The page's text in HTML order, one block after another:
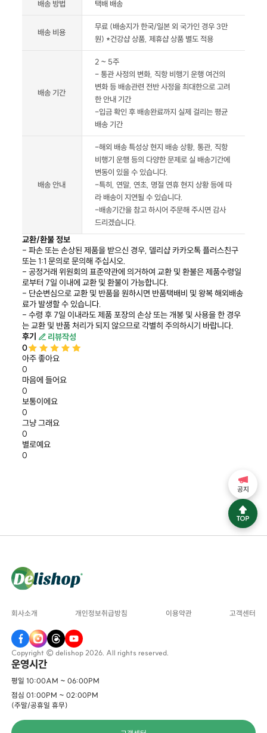
배송 방법 택배 배송
배송 비용
무료 (배송지가 한국/일본 외 국가인 경우 3만
원) *건강샵 상품, 제휴샵 상품 별도 적용
배송 기간
2 ~ 5주
- 통관 사정의 변화, 직항 비행기 운행 여건의
변화 등 배송관련 전반 사정을 최대한으로 고려
한 안내 기간
-입금 확인 후 배송완료까지 실제 걸리는 평균
배송 기간
배송 안내
-해외 배송 특성상 현지 배송 상황, 통관, 직항
비행기 운행 등의 다양한 문제로 실 배송기간에
변동이 있을 수 있습니다.
-특히, 연말, 연초, 명절 연휴 현지 상황 등에 따
라 배송이 지연될 수 있습니다.
-배송기간을 참고 하시어 주문해 주시면 감사
드리겠습니다.
교환/환불 정보
- 파손 또는 손상된 제품을 받으신 경우, 델리샵 카카오톡 플러스친구
또는 1:1 문의로 문의해 주십시오.
- 공정거래 위원회의 표준약관에 의거하여 교환 및 환불은 제품수령일
로부터 7일 이내에 교환 및 환불이 가능합니다.
- 단순변심으로 교환 및 반품을 원하시면 반품택배비 및 왕복 해외배송
료가 발생할 수 있습니다.
- 수령 후 7일 이내라도 제품 포장의 손상 또는 개봉 및 사용을 한 경우
는 교환 및 반품 처리가 되지 않으므로 각별히 주의하시기 바랍니다.
후기
리뷰작성
0
아주 좋아요
0
마음에 들어요
0
보통이에요
0
그냥 그래요
0
별로예요
0
회사소개 개인정보취급방침 이용약관 고객센터
Copyright © delishop 2026. All rights reserved.
운영시간
평일 10:00AM ~ 06:00PM
점심 01:00PM ~ 02:00PM
(주말/공휴일 휴무)
공지